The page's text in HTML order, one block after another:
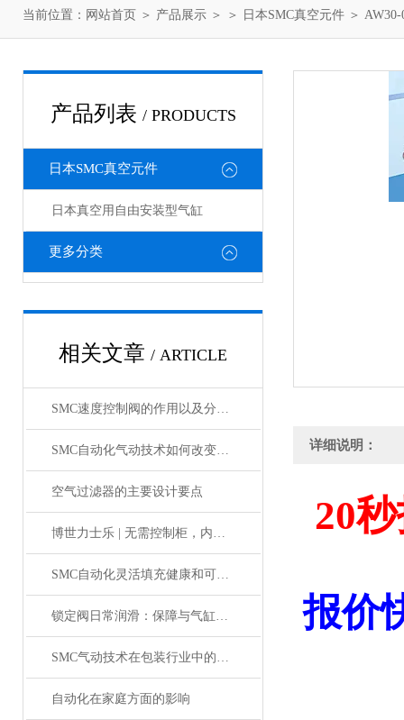
当前位置： 网站首页 ＞ 产品展示 ＞ ＞ 日本SMC真空元件 ＞
产品列表 / PRODUCTS
日本SMC真空元件
日本真空用自由安装型气缸
更多分类
相关文章 / ARTICLE
SMC速度控制阀的作用以及分类情况介绍
SMC自动化气动技术如何改变制造业?
空气过滤器的主要设计要点
博世力士乐 | 无需控制柜，内部物流新解决方案
SMC自动化灵活填充健康和可持续食品
锁定阀日常润滑：保障与气缸联动时的顺畅性
SMC气动技术在包装行业中的研究
自动化在家庭方面的影响
详细说明：
20
报价